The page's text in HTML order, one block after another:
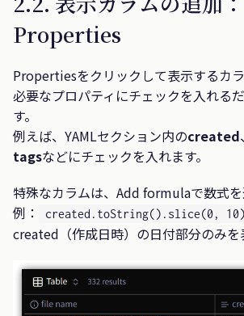
Properties
Propertiesをクリックして表示するカラ
必要なプロパティにチェックを入れる
す。
例えば、YAMLセクション内のcreated、
tagsなどにチェックを入れます。
特殊なカラムは、Add formulaで数式を
例：
created.toString().slice(0, 10)
created（作成日時）の日付部分のみを